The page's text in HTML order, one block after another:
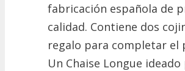
fabricación española de
calidad. Contiene dos
regalo para completar el
Un Chaise Longue ideado